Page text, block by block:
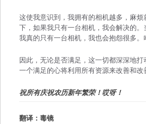
这使我意识到，我拥有的相机越多，麻烦
下，如果我只有一台相机，我会解决的。
我真的只有一台相机，我也会抱怨很多。
因此，无论是否满足，这一切都深深地打
一个满足的心将利用所有资源来改善和改
祝所有庆祝农历新年繁荣！哎呀！
翻译：毒镜